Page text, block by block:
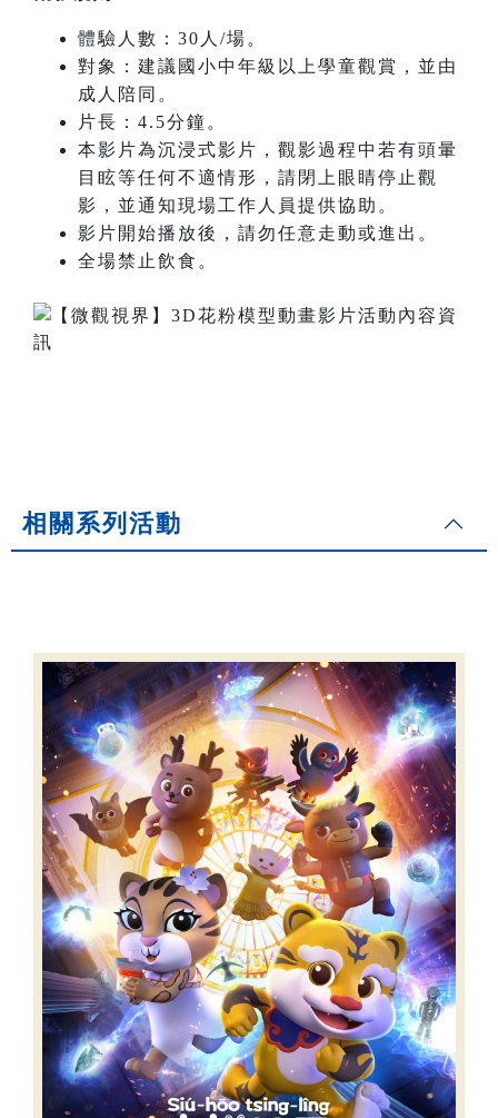
體驗人數：30人/場。
對象：建議國小中年級以上學童觀賞，並由
成人陪同。
片長：4.5分鐘。
本影片為沉浸式影片，觀影過程中若有頭暈
目眩等任何不適情形，請閉上眼睛停止觀
影，並通知現場工作人員提供協助。
影片開始播放後，請勿任意走動或進出。
全場禁止飲食。
相關系列活動